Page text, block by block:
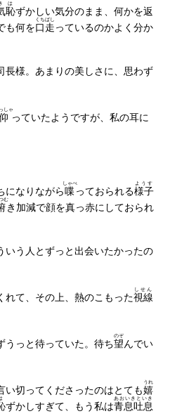
恥
は
ずかしい気分のまま、何かを返
も何を口走
くちばし
っているのかよく分か
長様。あまりの美しさに、思わず
しゃ
っていたようですが、私の耳に
になりながら喋
しゃべ
っておられる様子
ようす
む
き加減で顔を真っ赤にしておられ
人とずっと出会いたかったの
て、その上、熱のこもった視線
しせん
っと待っていた。待ち望
のぞ
んでい
切ってくださったのはとても嬉
うれ
ずかしすぎて、もう私は青息吐息
あおいきといき